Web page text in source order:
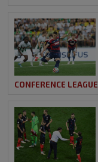
CONFERENCE LEAGUE